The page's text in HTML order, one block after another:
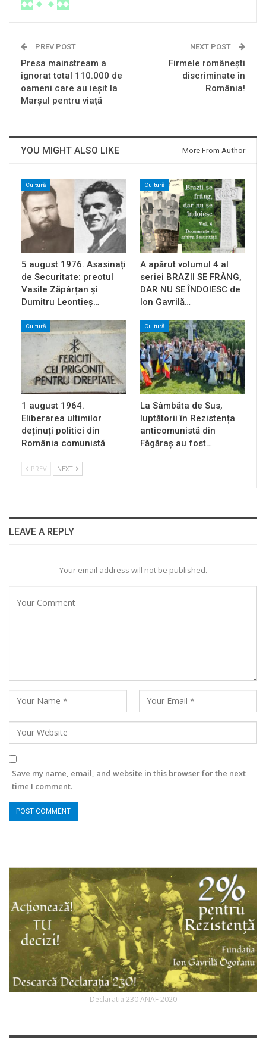
PREV POST
Presa mainstream a
ignorat total 110.000 de
oameni care au ieșit la
Marșul pentru viață
NEXT POST
Firmele românești
discriminate în
România!
YOU MIGHT ALSO LIKE More From Author
Cultură
5 august 1976. Asasinați
de Securitate: preotul
Vasile Zăpârțan și
Dumitru Leontieș…
Cultură
A apărut volumul 4 al
seriei BRAZII SE FRÂNG,
DAR NU SE ÎNDOIESC de
Ion Gavrilă…
Cultură
1 august 1964.
Eliberarea ultimilor
deținuți politici din
România comunistă
Cultură
La Sâmbăta de Sus,
luptătorii în Rezistența
anticomunistă din
Făgăraș au fost…
PREV NEXT
LEAVE A REPLY
Your email address will not be published.
Save my name, email, and website in this browser for the next
time I comment.
Declaratia 230 ANAF 2020